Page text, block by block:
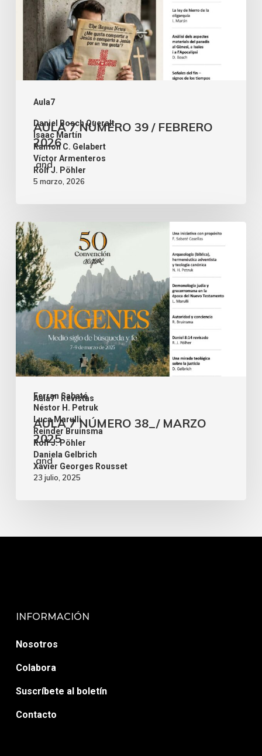
Aula7
AULA 7 NÚMERO 39 / FEBRERO
2026
Daniel Bosch Queralt
,
Isaac Martín
,
Ramon C. Gelabert
,
Víctor Armenteros
and
Rolf J. Pöhler
5 marzo, 2026
Aula7 Revistas
AULA 7 NÚMERO 38_/ MARZO
2025
Ferran Sabaté
,Néstor H. Petruk
,Luca Marulli
,Reinder Bruinsma
,Rolf J. Pöhler
,Daniela Gelbrich
and
Xavier Georges Rousset
23 julio, 2025
INFORMACIÓN
Nosotros
Colabora
Suscríbete al boletín
Contacto